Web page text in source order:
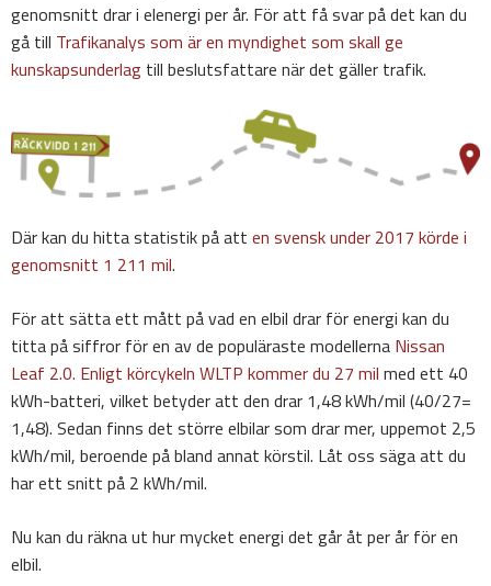
genomsnitt drar i elenergi per år. För att få svar på det kan du
gå till Trafikanalys som är en myndighet som skall ge
kunskapsunderlag till beslutsfattare när det gäller trafik.
Där kan du hitta statistik på att en svensk under 2017 körde i
genomsnitt 1 211 mil.
För att sätta ett mått på vad en elbil drar för energi kan du
titta på siffror för en av de populäraste modellerna Nissan
Leaf 2.0. Enligt körcykeln WLTP kommer du 27 mil med ett 40
kWh-batteri, vilket betyder att den drar 1,48 kWh/mil (40/27=
1,48). Sedan finns det större elbilar som drar mer, uppemot 2,5
kWh/mil, beroende på bland annat körstil. Låt oss säga att du
har ett snitt på 2 kWh/mil.
Nu kan du räkna ut hur mycket energi det går åt per år för en
elbil.